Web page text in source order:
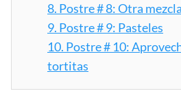
8. Postre # 8: Otra
9. Postre # 9: Pasteles
10. Postre # 10:
tortitas